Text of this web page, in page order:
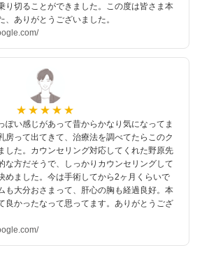
り切ることができました。この度は皆さま本
、ありがとうございました。
ぽい感じがあって昔からかなり気になってま
房って出てきて、治療法を調べてたらこのク
した。カウンセリング対応してくれた野原先
な方だそうで、しっかりカウンセリングして
めました。今は手術してから2ヶ月くらいで
も大分おさまって、肝心の胸も経過良好。本
良かったなって思ってます。ありがとうござ